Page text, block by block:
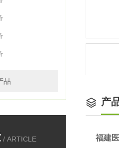
品
/ ARTICLE
产
福建